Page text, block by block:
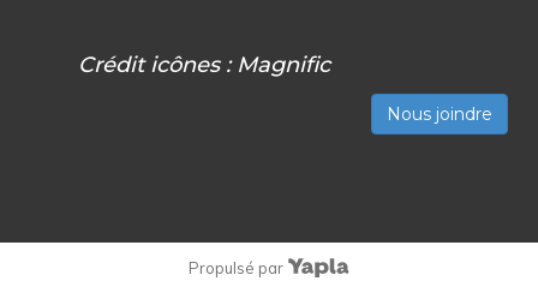
Crédit icônes : Magnific
Nous joindre
Propulsé par